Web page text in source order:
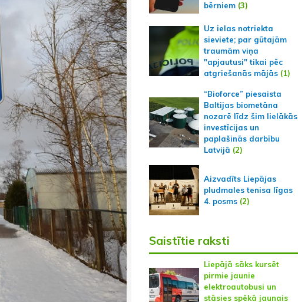
bērniem(3)
Uz ielas notriekta
sieviete; par gūtajām
traumām viņa
"apjautusi" tikai pēc
atgriešanās mājās(1)
“Bioforce” piesaista
Baltijas biometāna
nozarē līdz šim lielākās
investīcijas un
paplašinās darbību
Latvijā (2)
Aizvadīts Liepājas
pludmales tenisa līgas
4. posms(2)
Saistītie raksti
Liepājā sāks kursēt
pirmie jaunie
elektroautobusi un
stāsies spēkā jaunais